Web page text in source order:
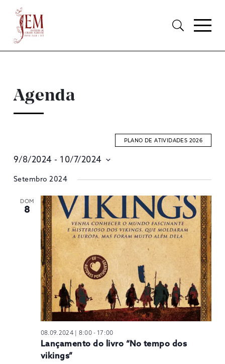
Agenda
PLANO DE ATIVIDADES 2026
9/8/2024 - 10/7/2024
data
Setembro 2024
DOM
8
08.09.2024 | 8:00- 17:00
Lançamento do livro “No tempo dos
vikings”